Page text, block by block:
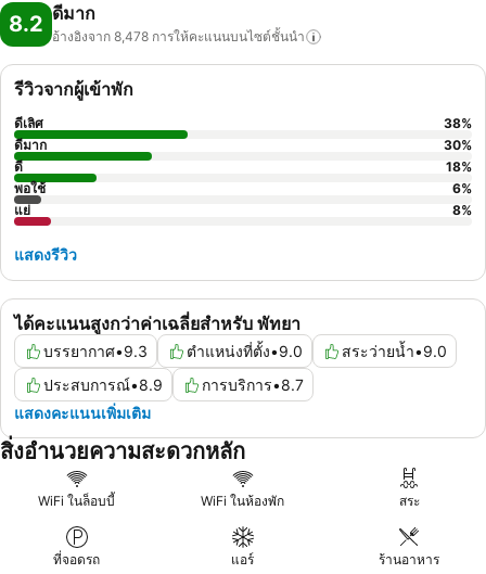
8.2 ดีมาก
อ้างอิงจาก 8,478 การให้คะแนนบนไซต์ชั้นนำ
ได้คะแนนสูงกว่าค่าเฉลี่ยสำหรับ พัทยา
บรรยากาศ•9.3 ตำแหน่งที่ตั้ง•9.0 สระว่ายน้ำ•9.0
ประสบการณ์•8.9 การบริการ•8.7
แสดงคะแนนเพิ่มเติม
รีวิวจากผู้เข้าพัก
ดีเลิศ 38%
ดีมาก
30%
ดี
18%
พอใช้
6%
แย่
8%
แสดงรีวิว
สิ่งอำนวยความสะดวกหลัก
WiFi ในล็อบบี้ WiFi ในห้องพัก สระ
ที่จอดรถ แอร์ ร้านอาหาร